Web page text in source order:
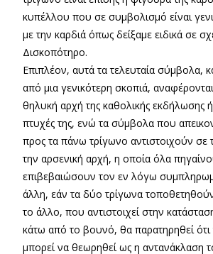
κυπέλλου που σε συμβολισμό είναι
με την καρδιά όπως δείξαμε ειδικά σε
Δισκοπότηρο.
Επιπλέον, αυτά τα τελευταία σύμβολα,
από μια γενικότερη σκοπιά,
θηλυκή αρχή της καθολικής εκδήλωσης
πτυχές της, ενώ τα σύμβολα που
προς τα πάνω τρίγωνο αντιστοιχούν σε
την αρσενική αρχή, η οποία όλα
επιβεβαιώσουν τον εν λόγω
άλλη, εάν τα δύο τρίγωνα
το άλλο, που αντιστοιχεί στην
κάτω από το βουνό, θα παρατηρηθεί
μπορεί να θεωρηθεί ως η αντανάκλαση